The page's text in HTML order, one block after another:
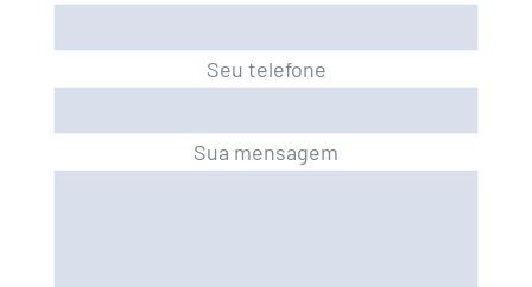
Seu telefone
Sua mensagem